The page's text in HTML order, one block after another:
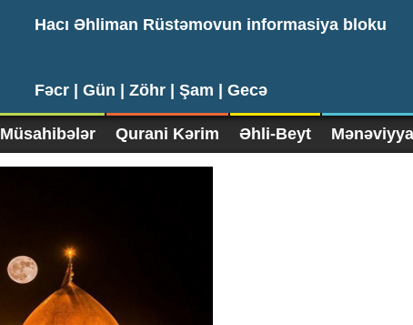
Hacı Əhliman Rüstəmovun informasiya bloku
Fəcr | Gün | Zöhr | Şam | Gecə
Müsahibələr Qurani Kərim Əhli-Beyt